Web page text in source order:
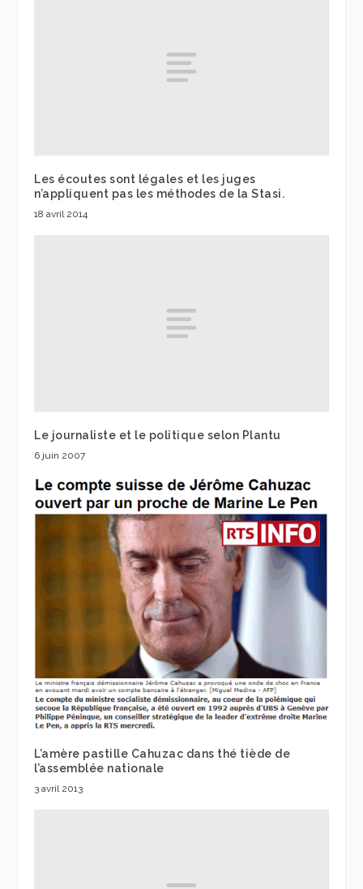
Les écoutes sont légales et les juges
n’appliquent pas les méthodes de la Stasi.
18 avril 2014
Le journaliste et le politique selon Plantu
6 juin 2007
L’amère pastille Cahuzac dans thé tiède de
l’assemblée nationale
3 avril 2013